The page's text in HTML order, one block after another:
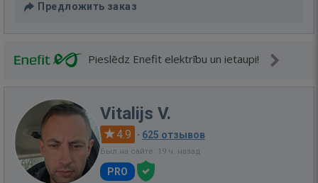
Предложить заказ
Pieslēdz Enefit elektrību un ietaupi!
Vitalijs V.
4.9 · 625 отзывов
Был на сайте: 19 ч. назад
PRO